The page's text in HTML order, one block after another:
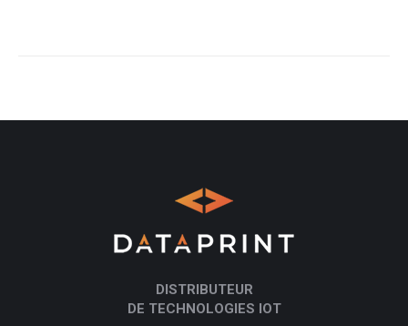
DISTRIBUTEUR
DE TECHNOLOGIES IOT